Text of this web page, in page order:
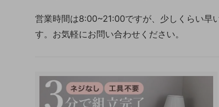
営業時間は8:00~21:00ですが、少しくらい早
す。お気軽にお問い合わせください。